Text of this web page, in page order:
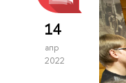
14
апр
2022